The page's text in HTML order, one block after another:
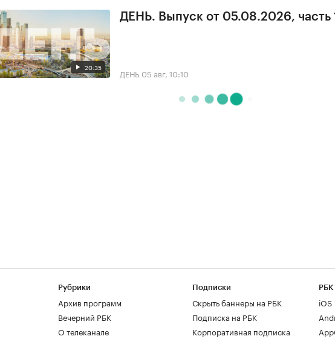
20:35
ДЕНЬ. Выпуск от 05.08.2026, часть
ДЕНЬ 05 авг, 10:10
Рубрики
Архив программ
Вечерний РБК
О телеканале
Подписки
Скрыть баннеры на РБК
Подписка на РБК
Корпоративная подписка
РБК
iOS